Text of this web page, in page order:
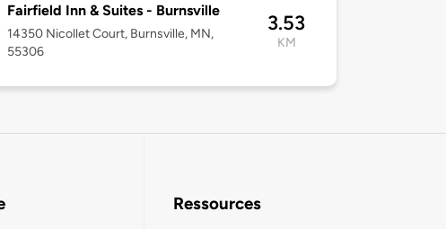
Fairfield Inn & Suites - Burnsville
14350 Nicollet Court, Burnsville, MN,
55306
3.53
KM
Ressources